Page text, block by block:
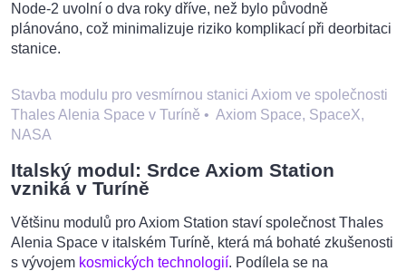
Node-2 uvolní o dva roky dříve, než bylo původně
plánováno, což minimalizuje riziko komplikací při deorbitaci
stanice.
Stavba modulu pro vesmírnou stanici Axiom ve společnosti
Thales Alenia Space v Turíně • Axiom Space, SpaceX,
NASA
Italský modul: Srdce Axiom Station
vzniká v Turíně
Většinu modulů pro Axiom Station staví společnost Thales
Alenia Space v italském Turíně, která má bohaté zkušenosti
s vývojem kosmických technologií. Podílela se na